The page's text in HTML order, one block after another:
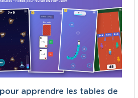
apprendre les tables de